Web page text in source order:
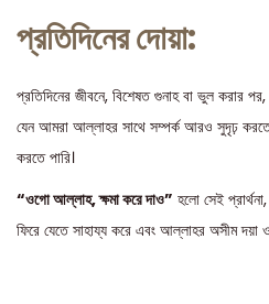
প্রতিদিনের দোয়া:
প্রতিদিনের জীবনে, বিশেষত গুনাহ বা ভুল করার
যেন আমরা আল্লাহর সাথে সম্পর্ক আরও সুদৃঢ়
করতে পারি।
“ওগো আল্লাহ, ক্ষমা করে দাও” হলো সেই
ফিরে যেতে সাহায্য করে এবং আল্লাহর অসীম দয়া